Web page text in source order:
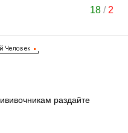
18 / 2
раздайте